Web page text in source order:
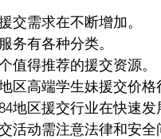
交需求在不断增加。
务有各种分类。
值得推荐的援交资源。
区高端学生妹援交价
地区援交行业在快速发
活动需注意法律和安全